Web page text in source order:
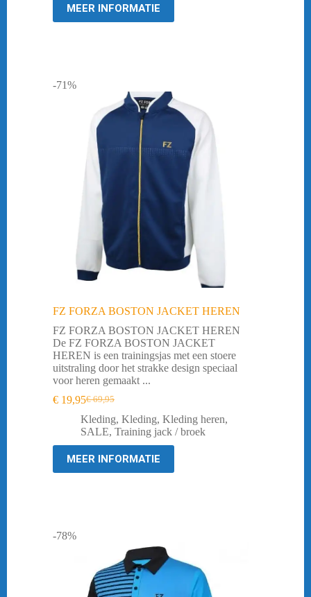
MEER INFORMATIE
-71%
FZ FORZA BOSTON JACKET HEREN
FZ FORZA BOSTON JACKET HEREN
De FZ FORZA BOSTON JACKET
HEREN is een trainingsjas met een stoere
uitstraling door het strakke design speciaal
voor heren gemaakt ...
€69,95
Oorspronkelijke
prijs
was:
€ 19,95Huidige
prijs
is:
Kleding, Kleding, Kleding heren,
SALE, Training jack / broek
MEER INFORMATIE
-78%